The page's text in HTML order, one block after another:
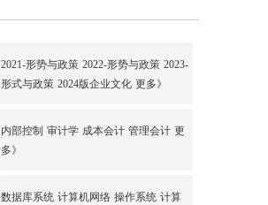
2021-形势与政策 2022-形势与政策 2023-
形式与政策 2024版企业文化 更多》
内部控制 审计学 成本会计 管理会计 更
多》
数据库系统 计算机网络 操作系统 计算